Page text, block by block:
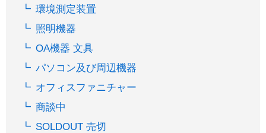
環境測定装置
照明機器
OA機器 文具
パソコン及び周辺機器
オフィスファニチャー
商談中
SOLDOUT 売切